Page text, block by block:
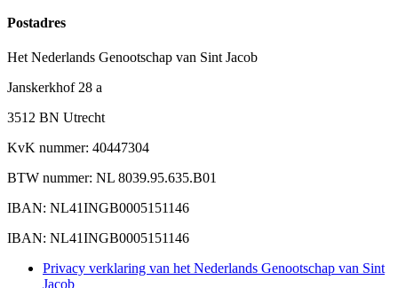
Postadres
Het Nederlands Genootschap van Sint Jacob
Janskerkhof 28 a
3512 BN Utrecht
KvK nummer: 40447304
BTW nummer: NL 8039.95.635.B01
IBAN: NL41INGB0005151146
IBAN: NL41INGB0005151146
Privacy verklaring van het Nederlands Genootschap van Sint
Jacob